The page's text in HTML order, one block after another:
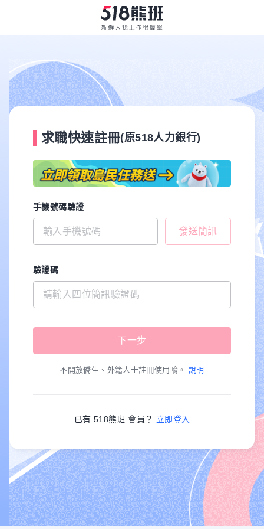
求職快速註冊(原518人力銀行)
手機號碼驗證
發送簡訊
驗證碼
不開放僑生、外籍人士註冊使用唷。 說明
已有 518熊班 會員？ 立即登入